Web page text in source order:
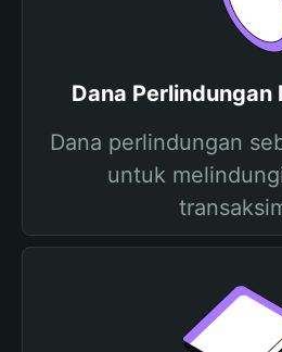
Dana Perlindungan
Dana perlindungan
untuk